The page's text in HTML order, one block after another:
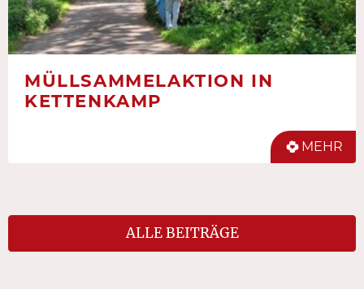
MÜLLSAMMELAKTION IN
KETTENKAMP
MEHR
ALLE BEITRÄGE